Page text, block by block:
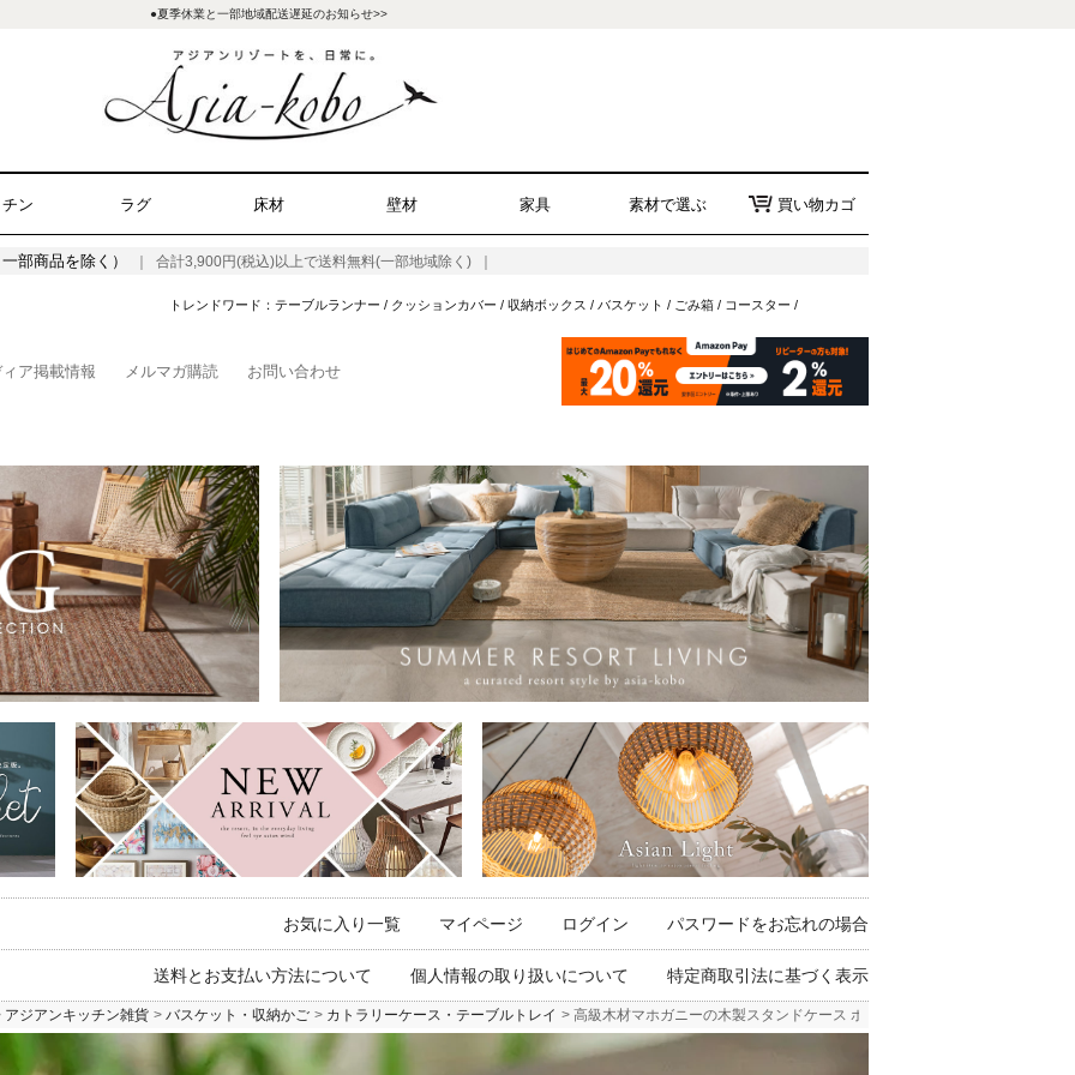
●夏季休業と一部地域配送遅延のお知らせ>>
ン ラグ 床材 壁材 家具 素材で選ぶ 買い物カゴ
部商品を除く） ｜ 合計3,900円(税込)以上で送料無料(一部地域除く) ｜
トレンドワード： テーブルランナー / クッションカバー / 収納ボックス / バスケット / ごみ箱/ コースター /
ア掲載情報 メルマガ購読 お問い合わせ
お気に入り一覧 マイページ ログイン パスワードをお忘れの場合
送料とお支払い方法について 個人情報の取り扱いについて 特定商取引法に基づく表示
アジアンキッチン雑貨 バスケット・収納かご カトラリーケース・テーブルトレイ 高級木材マホガニーの木製スタンドケース ボックスタイプ 小物収納 [10433]